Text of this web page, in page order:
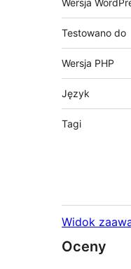
Wersja
Testowano do
Wersja PHP
Język
Tagi
Widok
Oceny